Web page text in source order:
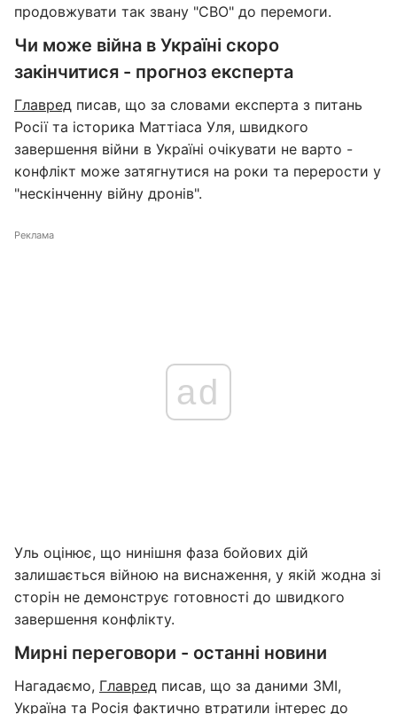
продовжувати так звану "СВО" до перемоги.
Чи може війна в Україні скоро
закінчитися - прогноз експерта
Главред писав, що за словами експерта з питань
Росії та історика Маттіаса Уля, швидкого
завершення війни в Україні очікувати не варто -
конфлікт може затягнутися на роки та перерости у
"нескінченну війну дронів".
Реклама
ad
Уль оцінює, що нинішня фаза бойових дій
залишається війною на виснаження, у якій жодна зі
сторін не демонструє готовності до швидкого
завершення конфлікту.
Мирні переговори - останні новини
Нагадаємо, Главред писав, що за даними ЗМІ,
Україна та Росія фактично втратили інтерес до